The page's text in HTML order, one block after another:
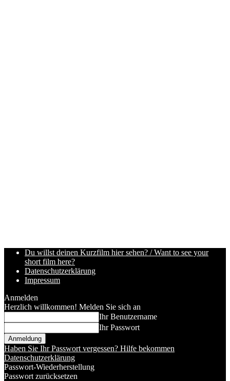
Du willst deinen Kurzfilm hier sehen? / Want to see your
short film here?
Datenschutzerklärung
Impressum
Anmelden
Herzlich willkommen! Melden Sie sich an
Ihr Benutzername
Ihr Passwort
Haben Sie Ihr Passwort vergessen? Hilfe bekommen
Datenschutzerklärung
Passwort-Wiederherstellung
Passwort zurücksetzen